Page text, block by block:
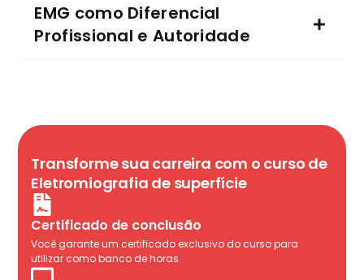
EMG como Diferencial
Profissional e Autoridade
Transforme sua carreira com o curso de
Eletromiografia de superfície
Certificado de conclusão
Você garante um certificado exclusivo do curso para
utilizar como banco de horas.